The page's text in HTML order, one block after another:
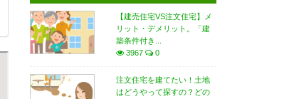
【建売住宅VS注文住宅】メ
リット・デメリット。「建
築条件付き...
3967
0
注文住宅を建てたい！土地
はどうやって探すの？どの